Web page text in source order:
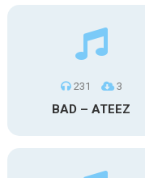
231 3
BAD – ATEEZ